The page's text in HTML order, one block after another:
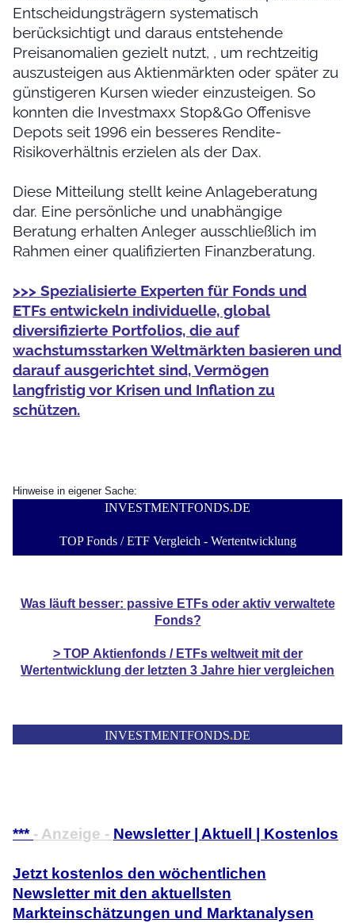
Entscheidungsträgern systematisch
berücksichtigt und daraus entstehende
Preisanomalien gezielt nutzt, , um rechtzeitig
auszusteigen aus Aktienmärkten oder später zu
günstigeren Kursen wieder einzusteigen. So
konnten die Investmaxx Stop&Go Offenisve
Depots seit 1996 ein besseres Rendite-
Risikoverhältnis erzielen als der Dax.
Diese Mitteilung stellt keine Anlageberatung
dar. Eine persönliche und unabhängige
Beratung erhalten Anleger ausschließlich im
Rahmen einer qualifizierten Finanzberatung.
>>> Spezialisierte Experten für Fonds und
ETFs entwickeln individuelle, global
diversifizierte Portfolios, die auf
wachstumsstarken Weltmärkten basieren und
darauf ausgerichtet sind, Vermögen
langfristig vor Krisen und Inflation zu
schützen.
Hinweise in eigener Sache:
INVESTMENTFONDS.DE
TOP Fonds / ETF Vergleich - Wertentwicklung
Was läuft besser: passive ETFs oder aktiv verwaltete
Fonds?
> TOP Aktienfonds / ETFsweltweit mit der
Wertentwicklung der letzten 3 Jahre hier vergleichen
INVESTMENTFONDS.DE
*** - Anzeige - Newsletter | Aktuell | Kostenlos
Jetzt kostenlos den wöchentlichen
Newsletter mit den aktuellsten
Markteinschätzungen und Marktanalysen